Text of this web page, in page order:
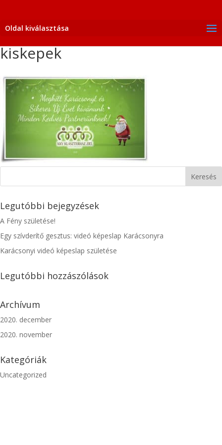
Oldal kiválasztása
kiskepek
Legutóbbi bejegyzések
A Fény születése!
Egy szívderítő gesztus: videó képeslap Karácsonyra
Karácsonyi videó képeslap születése
Legutóbbi hozzászólások
Archívum
2020. december
2020. november
Kategóriák
Uncategorized